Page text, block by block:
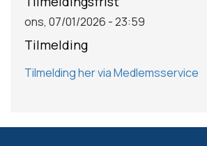
ons, 07/01/2026 - 23:59
Tilmelding
Tilmelding her via Medlemsservice